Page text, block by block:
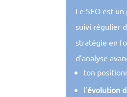
Le SEO est
suivi régulier
stratégie en
d’analyse
ton
l’évolution